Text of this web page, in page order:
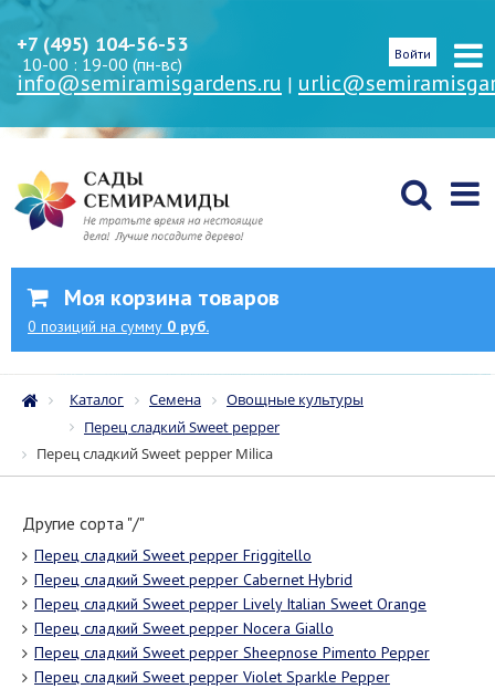
+7 (495) 104-56-53
10-00 : 19-00 (пн-вс)
info@semiramisgardens.ru |
Войти
Моя корзина товаров
0 позиций на сумму 0 руб.
Каталог Семена
Овощные культуры
Перец сладкий Sweet pepper
Перец сладкий Sweet pepper Milica
Другие сорта "/"
Перец сладкий Sweet pepper Friggitello
Перец сладкий Sweet pepper Cabernet Hybrid
Перец сладкий Sweet pepper Lively Italian Sweet Orange
Перец сладкий Sweet pepper Nocera Giallo
Перец сладкий Sweet pepper Sheepnose Pimento Pepper
Перец сладкий Sweet pepper Violet Sparkle Pepper